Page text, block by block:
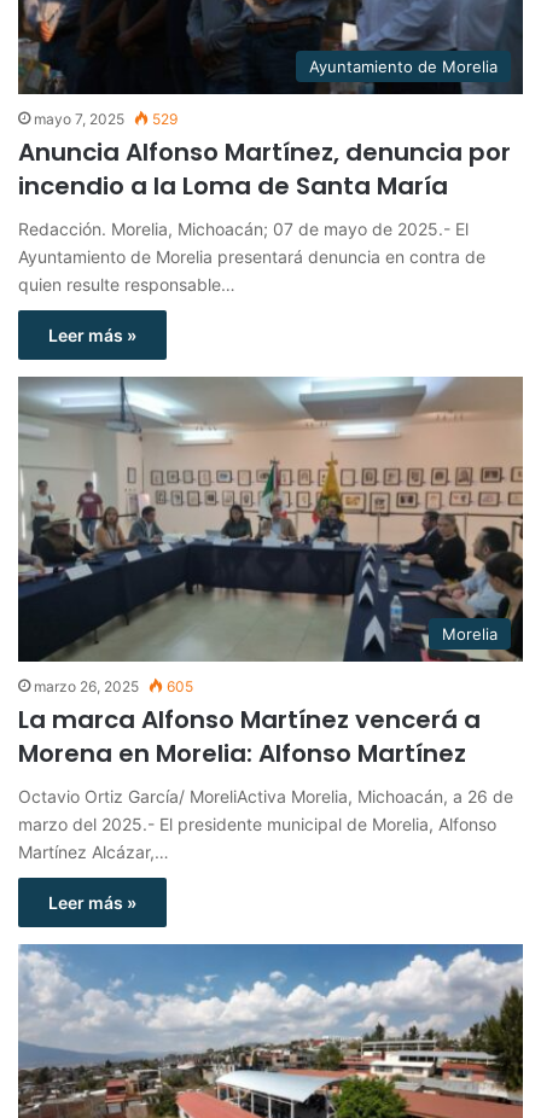
Ayuntamiento de Morelia
mayo 7, 2025 529
Anuncia Alfonso Martínez, denuncia por
incendio a la Loma de Santa María
Redacción. Morelia, Michoacán; 07 de mayo de 2025.- El
Ayuntamiento de Morelia presentará denuncia en contra de
quien resulte responsable…
Leer más »
Morelia
marzo 26, 2025 605
La marca Alfonso Martínez vencerá a
Morena en Morelia: Alfonso Martínez
Octavio Ortiz García/ MoreliActiva Morelia, Michoacán, a 26 de
marzo del 2025.- El presidente municipal de Morelia, Alfonso
Martínez Alcázar,…
Leer más »